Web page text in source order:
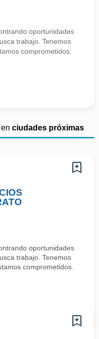
oportunidades
trabajo. Tenemos
comprometidos.
ciudades próximas
oportunidades
trabajo. Tenemos
comprometidos.